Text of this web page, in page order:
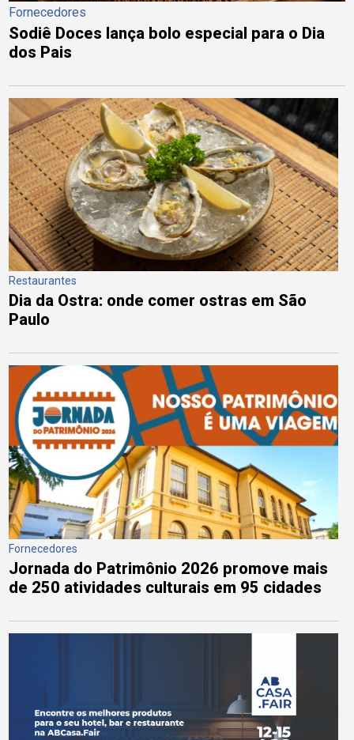
Fornecedores
Sodiê Doces lança bolo especial para o Dia
dos Pais
Restaurantes
Dia da Ostra: onde comer ostras em São
Paulo
Fornecedores
Jornada do Patrimônio 2026 promove mais
de 250 atividades culturais em 95 cidades